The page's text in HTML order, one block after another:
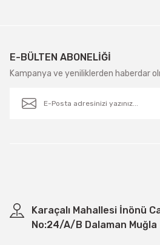
E-BÜLTEN ABONELİĞİ
Kampanya ve yeniliklerden haberdar
Karaçalı Mahallesi İnönü
No:24/A/B Dalaman Muğla